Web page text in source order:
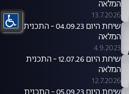
המלאה
13.7.2026
שיחת היום 04.09.23 - התכנית
המלאה
4.9.2023
שיחת היום 12.07.26 - התכנית
המלאה
12.7.2026